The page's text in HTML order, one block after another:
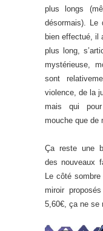
plus longs
désormais). Le
bien effectué, il
plus long,
mystérieuse,
sont
violence, de la
mais qui pour
mouche que de
Ça reste une
des nouveaux
Le côté
miroir
5,60€, ça ne se